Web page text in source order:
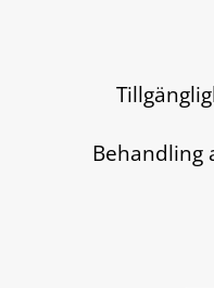
Behandling